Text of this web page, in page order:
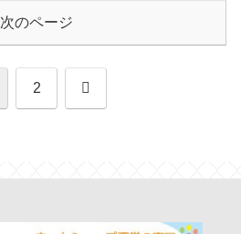
次のページ
2 次